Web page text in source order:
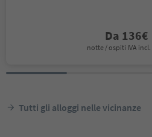
Da 136€
notte / ospiti IVA incl.
Tutti gli alloggi nelle vicinanze